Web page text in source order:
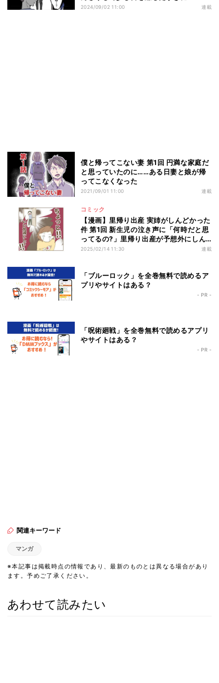
2024/09/02 11:00 連載
僕と帰ってこない妻 第1回 円満な家庭だ
と思っていたのに……ある日妻と娘が帰
ってこなくなった
2021/09/01 11:00 連載
コミック
【漫画】里帰り出産 実姉がしんどかった
件 第1回 新生児の泣き声に「何時だと思
ってるの?」里帰り出産が予想外にしん
どかった話
2025/02/14 11:30 連載
「ブルーロック」を全巻無料で読めるア
プリやサイトはある？
- PR -
「呪術廻戦」を全巻無料で読めるアプリ
やサイトはある？
- PR -
関連キーワード
マンガ
※本記事は掲載時点の情報であり、最新のものとは異なる場合があり
ます。予めご了承ください。
あわせて読みたい